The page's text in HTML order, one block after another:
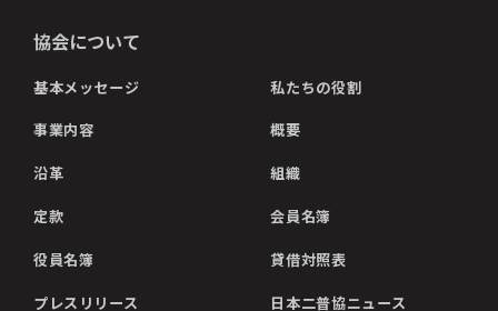
協会について
基本メッセージ 私たちの役割
事業内容 概要
沿革 組織
定款 会員名簿
役員名簿 貸借対照表
プレスリリース 日本二普協ニュース